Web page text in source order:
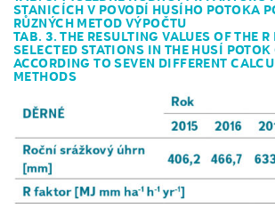
STANICÍCH V POVODÍ HUSÍHO POTOKA
RŮZNÝCH METOD VÝPOČTU
TAB. 3. THE RESULTING VALUES OF THE R
SELECTED STATIONS IN THE HUSÍ POTOK
ACCORDING TO SEVEN DIFFERENT
METHODS